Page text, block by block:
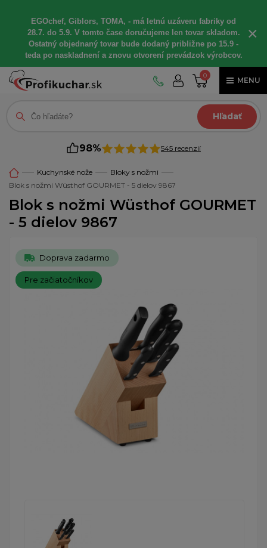
EGOchef, Giblors, TOMA, - má letnú uzáveru fabriky od
28.7. do 5.9. V tomto čase doručujeme len tovar skladom.
Ostatný objednaný tovar bude dodaný približne po 15.9 -
teda po naskladnení a znovu otvorení prevádzok výrobcov.
×
0
MENU
Hľadať
98% 545 recenzií
Kuchynské nože
Bloky s nožmi
Blok s nožmi Wüsthof GOURMET - 5 dielov 9867
Blok s nožmi Wüsthof GOURMET
- 5 dielov 9867
Doprava zadarmo
Pre začiatočníkov